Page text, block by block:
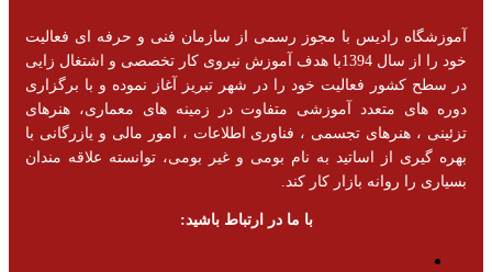
آموزشگاه رادیس با مجوز رسمی از سازمان فنی و حرفه ای فعالیت
خود را از سال 1394با هدف آموزش نیروی کار تخصصی و اشتغال زایی
در سطح کشور فعالیت خود را در شهر تبریز آغاز نموده و با برگزاری
دوره های متعدد آموزشی متفاوت در زمینه های معماری، هنرهای
تزئینی ، هنرهای تجسمی ، فناوری اطلاعات ، امور مالی و یازرگانی با
بهره گیری از اساتید به نام بومی و غیر بومی، توانسته علاقه مندان
بسیاری را روانه بازار کار کند.
با ما در ارتباط باشید: